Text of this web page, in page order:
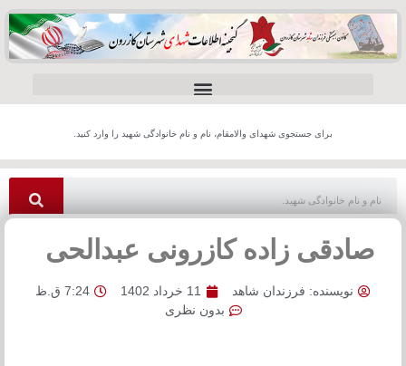
برای جستجوی شهدای والامقام، نام و نام خانوادگی شهید را وارد کنید.
صادقی زاده کازرونی عبدالحی
نویسنده: فرزندان شاهد 11 خرداد 1402
7:24 ق.ظ
بدون نظری